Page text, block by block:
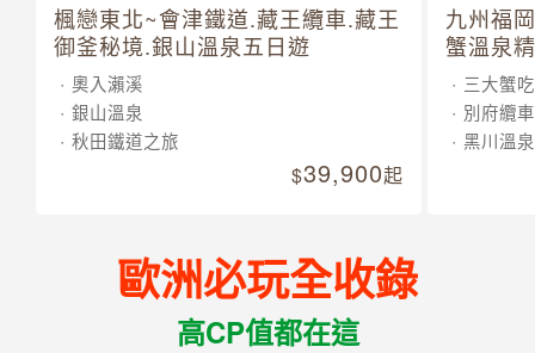
楓戀東北~會津鐵道.藏王纜車.藏王
御釜秘境.銀山溫泉五日遊
奧入瀨溪
銀山溫泉
秋田鐵道之旅
39,900起
九州福
蟹溫泉
三大蟹
別府纜車
黑川溫泉
歐洲必玩全收錄
高CP值都在這